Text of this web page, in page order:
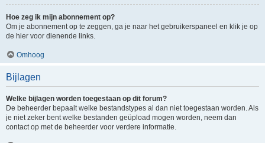
Hoe zeg ik mijn abonnement op?
Om je abonnement op te zeggen, ga je naar het gebruikerspaneel en klik je op
de hier voor dienende links.
Omhoog
Bijlagen
Welke bijlagen worden toegestaan op dit forum?
De beheerder bepaalt welke bestandstypes al dan niet toegestaan worden. Als
je niet zeker bent welke bestanden geüpload mogen worden, neem dan
contact op met de beheerder voor verdere informatie.